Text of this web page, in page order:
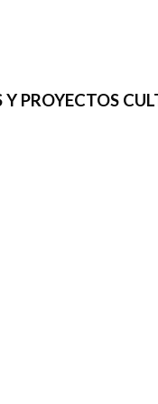
PROYECTOS